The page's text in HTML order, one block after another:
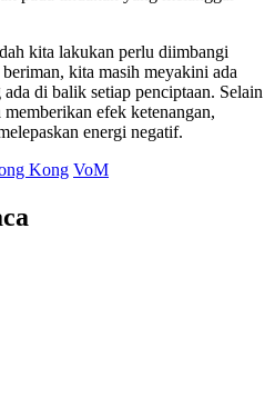
kita lakukan perlu diimbangi
kita masih meyakini ada
di balik setiap penciptaan. Selain
efek ketenangan,
energi negatif.
Kong VoM